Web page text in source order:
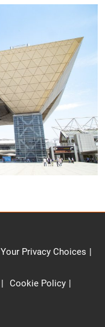
Your Privacy Choices
Cookie Policy